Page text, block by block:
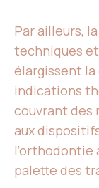
Par ailleurs,
techniques
élargissent
indications
couvrant des
aux
l’orthodontie
palette des